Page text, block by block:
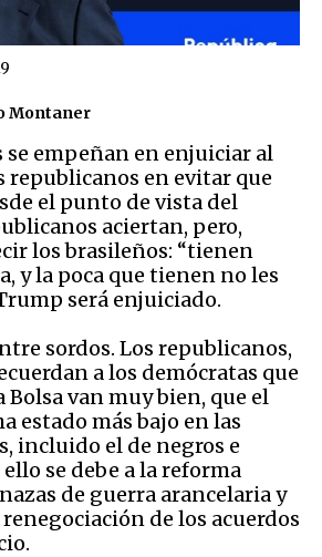
Montaner
se empeñan en enjuiciar al
republicanos en evitar que
el punto de vista del
aciertan, pero,
los brasileños: “tienen
y la poca que tienen no les
será enjuiciado.
sordos. Los republicanos,
a los demócratas que
Bolsa van muy bien, que el
estado más bajo en las
incluido el de negros e
se debe a la reforma
de guerra arancelaria y
de los acuerdos